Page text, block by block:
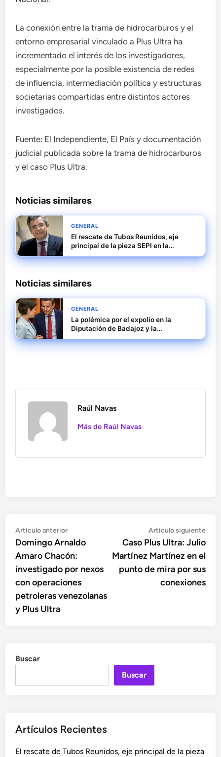
La conexión entre la trama de hidrocarburos y el
entorno empresarial vinculado a Plus Ultra ha
incrementado el interés de los investigadores,
especialmente por la posible existencia de redes
de influencia, intermediación política y estructuras
societarias compartidas entre distintos actores
investigados.
Fuente: El Independiente, El País y documentación
judicial publicada sobre la trama de hidrocarburos
y el caso Plus Ultra.
Noticias similares
GENERAL
El rescate de Tubos Reunidos, eje
principal de la pieza SEPI en la
Audiencia Nacional
Noticias similares
GENERAL
La polémica por el expolio en la
Diputación de Badajoz y la
responsabilidad de Raquel del Puerto
Raúl Navas
Más de Raúl Navas
Navegación
de
entradas
Artículo anteriorArtículo
anterior:
Domingo Arnaldo
Amaro Chacón:
investigado por nexos
con operaciones
petroleras venezolanas
y Plus Ultra
Artículo siguiente
Caso Plus Ultra: Julio
Martínez Martínez en el
punto de mira por sus
conexiones
Buscar
Buscar
Artículos Recientes
El rescate de Tubos Reunidos, eje principal de la pieza